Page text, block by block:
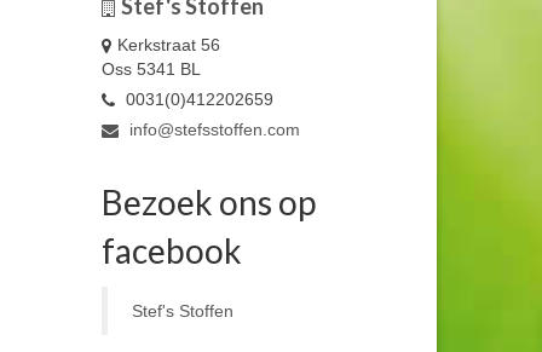
Stef's Stoffen
Kerkstraat 56
Oss 5341 BL
0031(0)412202659
info@stefsstoffen.com
Bezoek ons op
facebook
Stef's Stoffen